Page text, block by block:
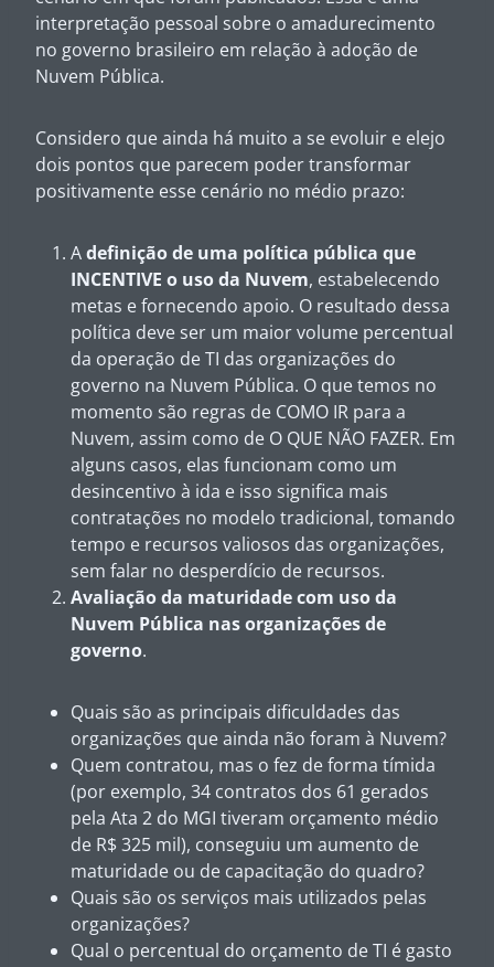
interpretação pessoal sobre o amadurecimento
no governo brasileiro em relação à adoção de
Nuvem Pública.
Considero que ainda há muito a se evoluir e elejo
dois pontos que parecem poder transformar
positivamente esse cenário no médio prazo:
Adefinição de uma política pública que
INCENTIVE o uso da Nuvem, estabelecendo
metas e fornecendo apoio. O resultado dessa
política deve ser um maior volume percentual
da operação de TI das organizações do
governo na Nuvem Pública. O que temos no
momento são regras de COMO IR para a
Nuvem, assim como de O QUE NÃO FAZER. Em
alguns casos, elas funcionam como um
desincentivo à ida e isso significa mais
contratações no modelo tradicional, tomando
tempo e recursos valiosos das organizações,
sem falar no desperdício de recursos.
Avaliação da maturidade com uso da
Nuvem Pública nas organizações de
governo.
Quais são as principais dificuldades das
organizações que ainda não foram à Nuvem?
Quem contratou, mas o fez de forma tímida
(por exemplo, 34 contratos dos 61 gerados
pela Ata 2 do MGI tiveram orçamento médio
de R$ 325 mil), conseguiu um aumento de
maturidade ou de capacitação do quadro?
Quais são os serviços mais utilizados pelas
organizações?
Qual o percentual do orçamento de TI é gasto